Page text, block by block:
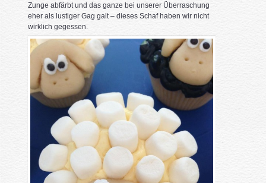
Zunge abfärbt und das ganze bei unserer Überraschung
eher als lustiger Gag galt – dieses Schaf haben wir nicht
wirklich gegessen.